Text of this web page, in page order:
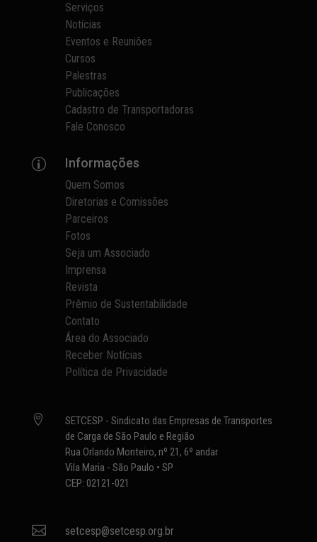
Serviços
Notícias
Eventos e Reuniões
Cursos
Palestras
Publicações
Cadastro de Transportadoras
Fale Conosco
p Informações
Quem Somos
Diretorias e Comissões
Parceiros
Fotos
Seja um Associado
Imprensa
Revista
Prêmio de Sustentabilidade
Contato
Área do Associado
Receber Notícias
Política de Privacidade

SETCESP - Sindicato das Empresas de Transportes
de Carga de São Paulo e Região
Rua Orlando Monteiro, nº 21, 6º andar
Vila Maria - São Paulo • SP
CEP: 02121-021
 setcesp@setcesp.org.br